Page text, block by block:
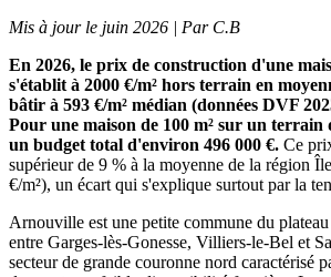
Mis à jour le juin 2026 | Par C.B
En 2026, le prix de construction d'une
s'établit à 2000 €/m² hors terrain en
bâtir à 593 €/m² médian (données DVF
Pour une maison de 100 m² sur un terrain
un budget total d'environ 496 000 €. Ce
supérieur de 9 % à la moyenne de la région
€/m²), un écart qui s'explique surtout par la
Arnouville est une petite commune du
entre Garges-lès-Gonesse, Villiers-le-Bel et
secteur de grande couronne nord caractérisé